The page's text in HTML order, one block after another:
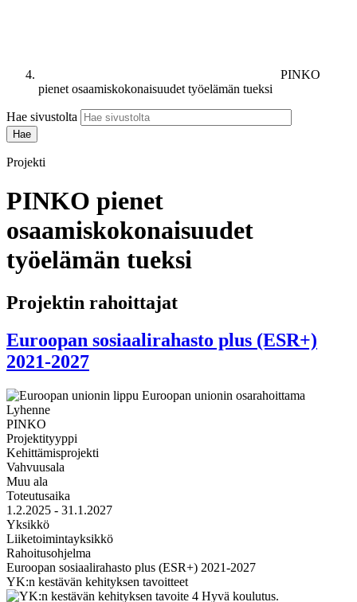
PINKO
pienet osaamiskokonaisuudet työelämän tueksi
Hae sivustolta
Projekti
PINKO pienet
osaamiskokonaisuudet
työelämän tueksi
Projektin rahoittajat
Euroopan sosiaalirahasto plus (ESR+)
2021-2027
Lyhenne
PINKO
Projektityyppi
Kehittämisprojekti
Vahvuusala
Muu ala
Toteutusaika
1.2.2025 - 31.1.2027
Yksikkö
Liiketoimintayksikkö
Rahoitusohjelma
Euroopan sosiaalirahasto plus (ESR+) 2021-2027
YK:n kestävän kehityksen tavoitteet